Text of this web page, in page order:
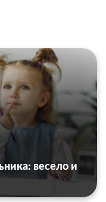
весело и